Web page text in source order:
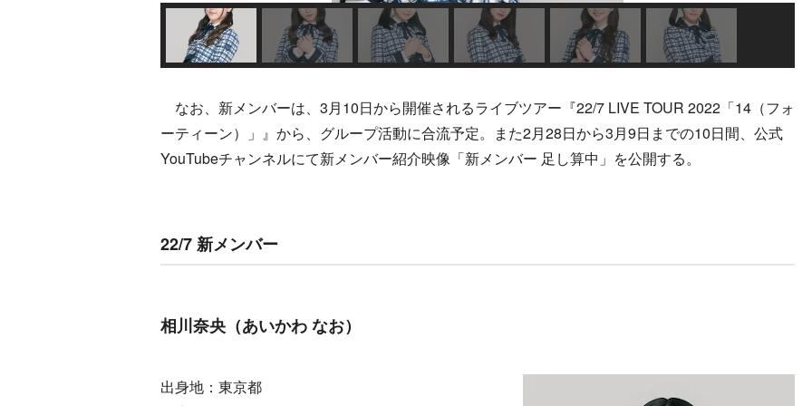
なお、新メンバーは、3月10日から開催されるライブツアー『22/7 LIVE TOUR 2022「14（フォ
ーティーン）」』から、グループ活動に合流予定。また2月28日から3月9日までの10日間、公式
YouTubeチャンネルにて新メンバー紹介映像「新メンバー 足し算中」を公開する。
22/7 新メンバー
相川奈央（あいかわ なお）
出身地：東京都